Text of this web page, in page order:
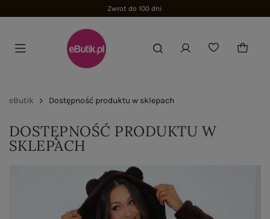
Zwrot do 100 dni
eButik Dostępność produktu w sklepach
DOSTĘPNOŚĆ PRODUKTU W
SKLEPACH